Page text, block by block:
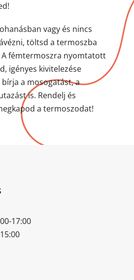
vagy és nincs
töltsd a termoszba
A fémtermoszra nyomtatott
igényes kivitelezése
a mosogatást, a
is. Rendelj és
a termoszodat!
17:00